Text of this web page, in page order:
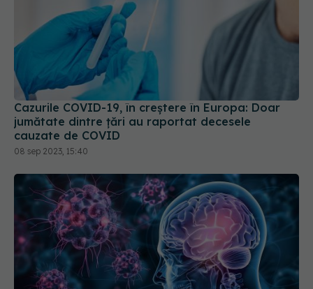
Cazurile COVID-19, în creștere în Europa: Doar
jumătate dintre țări au raportat decesele
cauzate de COVID
08 sep 2023, 15:40